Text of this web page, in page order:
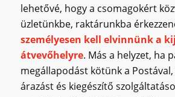
lehetővé, hogy a csomagokért
üzletünkbe, raktárunkba
személyesen kell elvinnünk a
átvevőhelyre. Más a helyzet, ha
megállapodást kötünk a
árazást és kiegészítő